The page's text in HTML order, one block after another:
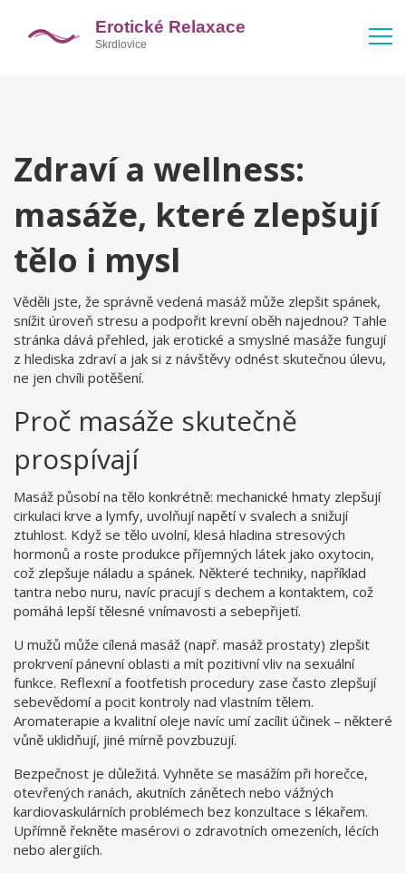
Zdraví a wellness:
masáže, které zlepšují
tělo i mysl
Věděli jste, že správně vedená masáž může zlepšit spánek,
snížit úroveň stresu a podpořit krevní oběh najednou? Tahle
stránka dává přehled, jak erotické a smyslné masáže fungují
z hlediska zdraví a jak si z návštěvy odnést skutečnou úlevu,
ne jen chvíli potěšení.
Proč masáže skutečně
prospívají
Masáž působí na tělo konkrétně: mechanické hmaty zlepšují
cirkulaci krve a lymfy, uvolňují napětí v svalech a snižují
ztuhlost. Když se tělo uvolní, klesá hladina stresových
hormonů a roste produkce příjemných látek jako oxytocin,
což zlepšuje náladu a spánek. Některé techniky, například
tantra nebo nuru, navíc pracují s dechem a kontaktem, což
pomáhá lepší tělesné vnímavosti a sebepřijetí.
U mužů může cílená masáž (např. masáž prostaty) zlepšit
prokrvení pánevní oblasti a mít pozitivní vliv na sexuální
funkce. Reflexní a footfetish procedury zase často zlepšují
sebevědomí a pocit kontroly nad vlastním tělem.
Aromaterapie a kvalitní oleje navíc umí zacílit účinek – některé
vůně uklidňují, jiné mírně povzbuzují.
Bezpečnost je důležitá. Vyhněte se masážím při horečce,
otevřených ranách, akutních zánětech nebo vážných
kardiovaskulárních problémech bez konzultace s lékařem.
Upřímně řekněte masérovi o zdravotních omezeních, lécích
nebo alergiích.